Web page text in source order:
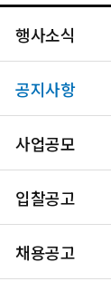
행사소식
공지사항
사업공모
입찰공고
채용공고